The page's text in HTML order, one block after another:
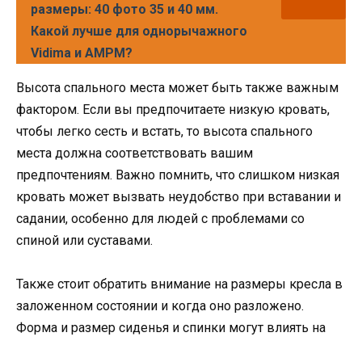
размеры: 40 фото 35 и 40 мм.
Какой лучше для однорычажного
Vidima и AMPM?
Высота спального места может быть также важным
фактором. Если вы предпочитаете низкую кровать,
чтобы легко сесть и встать, то высота спального
места должна соответствовать вашим
предпочтениям. Важно помнить, что слишком низкая
кровать может вызвать неудобство при вставании и
садании, особенно для людей с проблемами со
спиной или суставами.
Также стоит обратить внимание на размеры кресла в
заложенном состоянии и когда оно разложено.
Форма и размер сиденья и спинки могут влиять на